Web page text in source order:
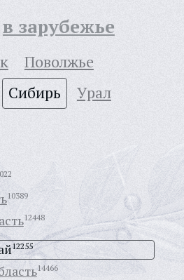
в зарубежье
Поволжье
Сибирь
Урал
10389
12448
12255
14466